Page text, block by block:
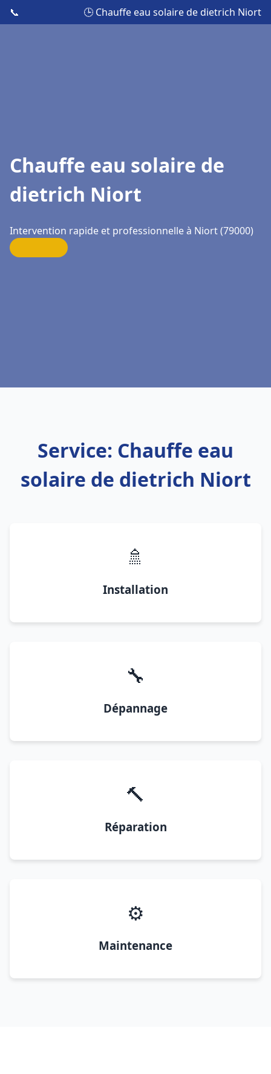
📞 🕒 Chauffe eau solaire de dietrich Niort
Chauffe eau solaire de
dietrich Niort
Intervention rapide et professionnelle à Niort (79000)
Service: Chauffe eau
solaire de dietrich Niort
🚿
Installation
🔧
Dépannage
🔨
Réparation
⚙️
Maintenance